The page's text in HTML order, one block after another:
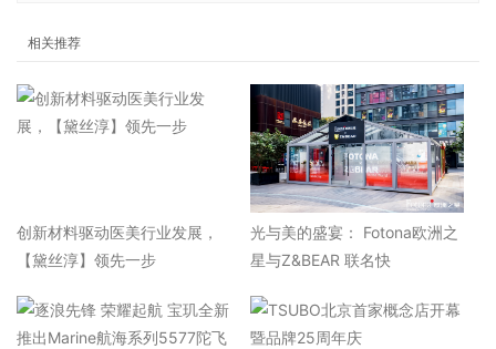
相关推荐
​创新材料驱动医美行业发展，
【黛丝淳】领先一步
光与美的盛宴： Fotona欧洲之
星与Z&BEAR 联名快